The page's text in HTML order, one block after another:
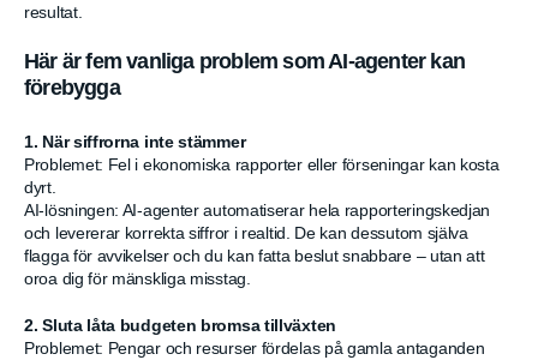
resultat.
Här är fem vanliga problem som AI-agenter kan
förebygga
1. När siffrorna inte stämmer
Problemet: Fel i ekonomiska rapporter eller förseningar kan kosta
dyrt.
AI-lösningen: AI-agenter automatiserar hela rapporteringskedjan
och levererar korrekta siffror i realtid. De kan dessutom själva
flagga för avvikelser och du kan fatta beslut snabbare – utan att
oroa dig för mänskliga misstag.
2. Sluta låta budgeten bromsa tillväxten
Problemet: Pengar och resurser fördelas på gamla antaganden